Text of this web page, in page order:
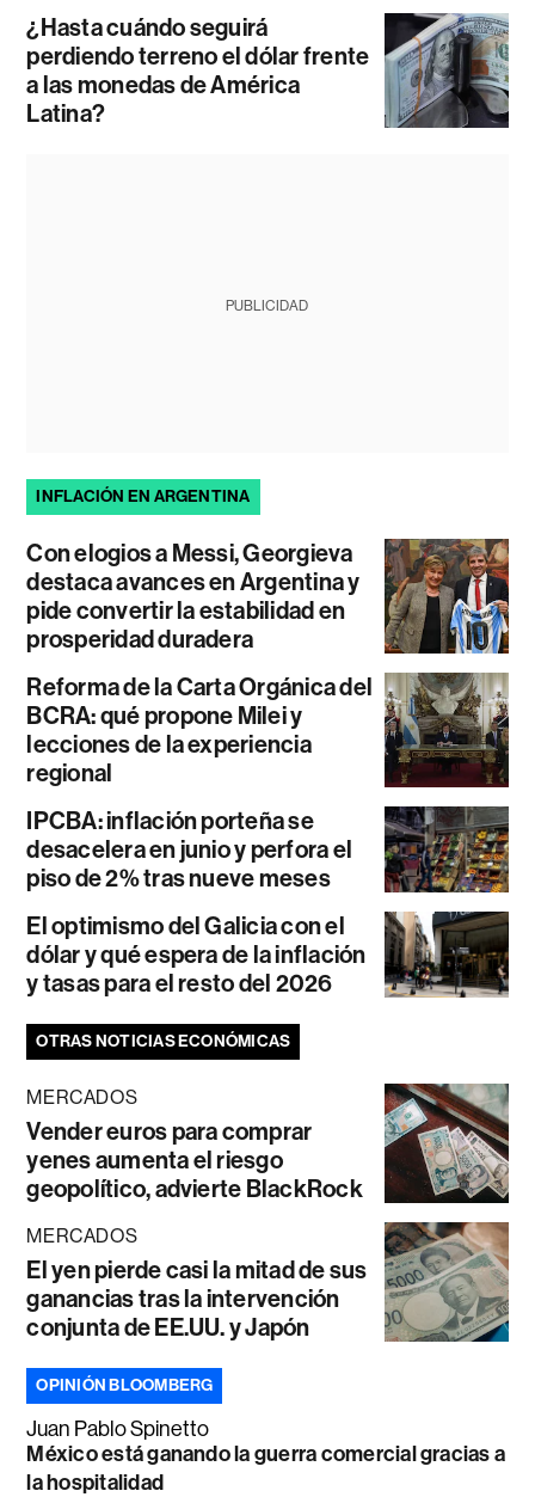
¿Hasta cuándo seguirá
perdiendo terreno el dólar frente
a las monedas de América
Latina?
PUBLICIDAD
INFLACIÓN EN ARGENTINA
Con elogios a Messi, Georgieva
destaca avances en Argentina y
pide convertir la estabilidad en
prosperidad duradera
Reforma de la Carta Orgánica del
BCRA: qué propone Milei y
lecciones de la experiencia
regional
IPCBA: inflación porteña se
desacelera en junio y perfora el
piso de 2% tras nueve meses
El optimismo del Galicia con el
dólar y qué espera de la inflación
y tasas para el resto del 2026
OTRAS NOTICIAS ECONÓMICAS
MERCADOS
Vender euros para comprar
yenes aumenta el riesgo
geopolítico, advierte BlackRock
MERCADOS
El yen pierde casi la mitad de sus
ganancias tras la intervención
conjunta de EE.UU. y Japón
OPINIÓN BLOOMBERG
Juan Pablo Spinetto
México está ganando la guerra comercial gracias a
la hospitalidad